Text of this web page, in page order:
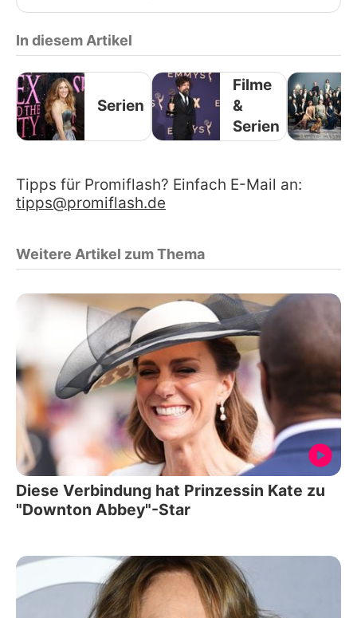
In diesem Artikel
Serien
Filme
&
Serien
Tipps für Promiflash? Einfach E-Mail an:
tipps@promiflash.de
Weitere Artikel zum Thema
Diese Verbindung hat Prinzessin Kate zu
"Downton Abbey"-Star